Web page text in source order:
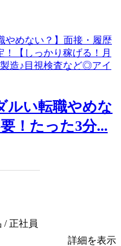
ルい転職やめな
！たった3分...
/ 正社員
詳細を表示